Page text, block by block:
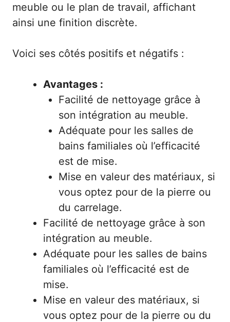
meuble ou le plan de travail, affichant
ainsi une finition discrète.
Voici ses côtés positifs et négatifs :
Avantages :
Facilité de nettoyage grâce à
son intégration au meuble.
Adéquate pour les salles de
bains familiales où l’efficacité
est de mise.
Mise en valeur des matériaux, si
vous optez pour de la pierre ou
du carrelage.
Facilité de nettoyage grâce à son
intégration au meuble.
Adéquate pour les salles de bains
familiales où l’efficacité est de
mise.
Mise en valeur des matériaux, si
vous optez pour de la pierre ou du